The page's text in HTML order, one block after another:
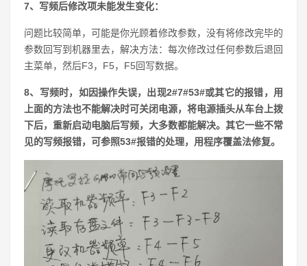
7、写频后修改项未能发生变化：
问题比较简单，可能是你光顾着修改参数，没有将修改完毕的
参数回写到机器里去，解决方法：每次修改过任何参数后退回
主菜单，然后F3，F5，F5回写数据。
8、写频时，如因操作失误，出现2#7#53#或其它的报错，用
上面的方法也不能解决时可关闭电源，将电源插头从车台上拨
下后，重新启动电脑后写频，大多数都能解决。 其它一些不常
见的写频报错，可参照53#报错的处理，用程序覆盖法修复。